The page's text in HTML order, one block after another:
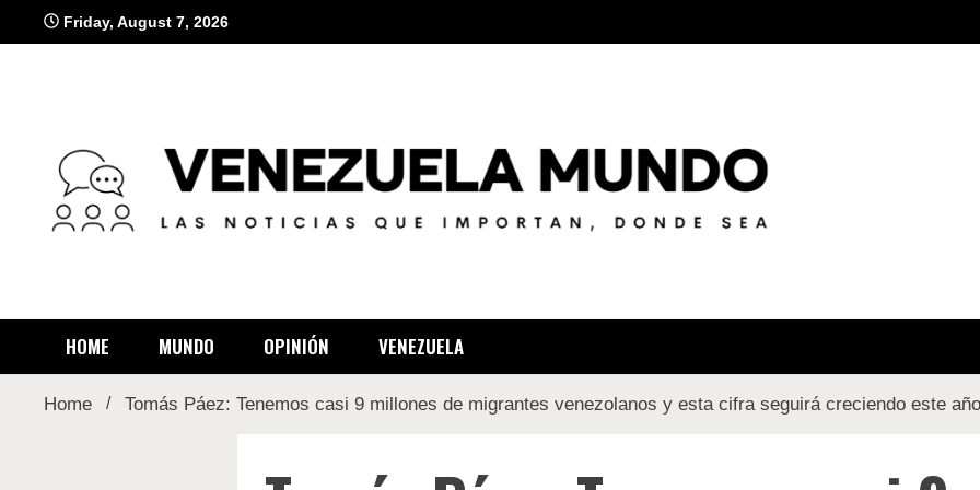
to
Friday, August 7, 2026
HOME MUNDO OPINIÓN VENEZUELA
Home Tomás Páez: Tenemos casi 9 millones de migrantes venezolanos y esta cifra seguirá creciendo este año